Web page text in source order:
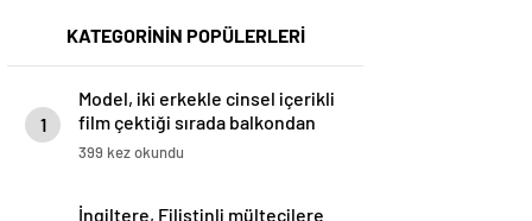
KATEGORİNİN POPÜLERLERİ
1
Model, iki erkekle cinsel içerikli
film çektiği sırada balkondan
düşerek hayatını kaybetti
399 kez okundu
İngiltere, Filistinli mültecilere